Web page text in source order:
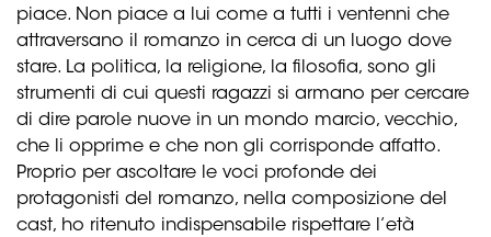
piace. Non piace a lui come a tutti i ventenni che
attraversano il romanzo in cerca di un luogo dove
stare. La politica, la religione, la filosofia, sono gli
strumenti di cui questi ragazzi si armano per cercare
di dire parole nuove in un mondo marcio, vecchio,
che li opprime e che non gli corrisponde affatto.
Proprio per ascoltare le voci profonde dei
protagonisti del romanzo, nella composizione del
cast, ho ritenuto indispensabile rispettare l’età